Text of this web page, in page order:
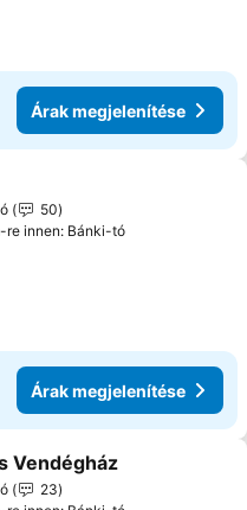
Árak megjelenítése
a kedvencekhez
50
re innen: Bánki-tó
Árak megjelenítése
a kedvencekhez
Vendégház
23